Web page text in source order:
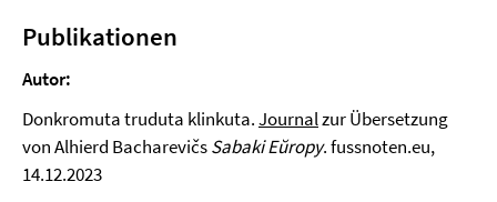
Publikationen
Autor:
Donkromuta truduta klinkuta.Journalzur Übersetzung
von Alhierd BacharevičsSabaki Eŭropy. fussnoten.eu,
14.12.2023